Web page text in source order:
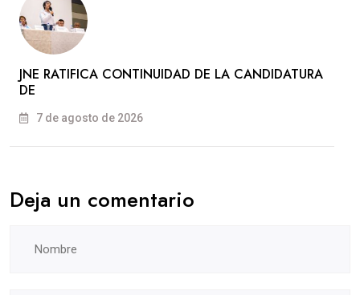
JNE RATIFICA CONTINUIDAD DE LA CANDIDATURA
DE
7 de agosto de 2026
Deja un comentario